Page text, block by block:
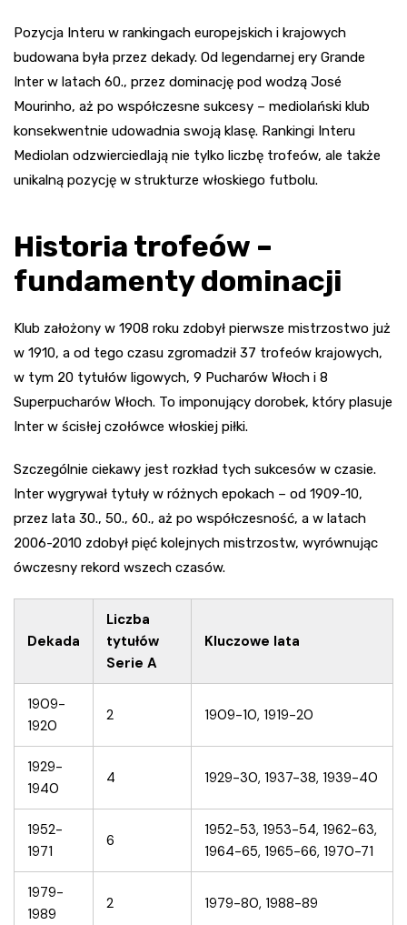
Pozycja Interu w rankingach europejskich i krajowych
budowana była przez dekady. Od legendarnej ery Grande
Inter w latach 60., przez dominację pod wodzą José
Mourinho, aż po współczesne sukcesy – mediolański klub
konsekwentnie udowadnia swoją klasę. Rankingi Interu
Mediolan odzwierciedlają nie tylko liczbę trofeów, ale także
unikalną pozycję w strukturze włoskiego futbolu.
Historia trofeów –
fundamenty dominacji
Klub założony w 1908 roku zdobył pierwsze mistrzostwo już
w 1910, a od tego czasu zgromadził 37 trofeów krajowych,
w tym 20 tytułów ligowych, 9 Pucharów Włoch i 8
Superpucharów Włoch. To imponujący dorobek, który plasuje
Inter w ścisłej czołówce włoskiej piłki.
Szczególnie ciekawy jest rozkład tych sukcesów w czasie.
Inter wygrywał tytuły w różnych epokach – od 1909-10,
przez lata 30., 50., 60., aż po współczesność, a w latach
2006-2010 zdobył pięć kolejnych mistrzostw, wyrównując
ówczesny rekord wszech czasów.
Dekada
Liczba
tytułów
Serie A
Kluczowe lata
1909-
1920
2 1909-10, 1919-20
1929-
1940
4 1929-30, 1937-38, 1939-40
1952-
1971
6
1952-53, 1953-54, 1962-63,
1964-65, 1965-66, 1970-71
1979-
1989
2 1979-80, 1988-89